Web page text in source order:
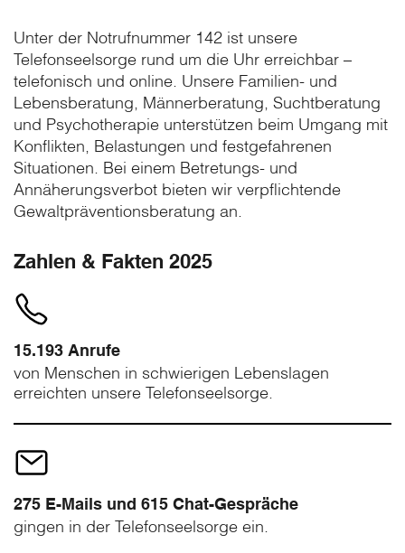
Unter der Notrufnummer 142 ist unsere
Telefonseelsorge rund um die Uhr erreichbar –
telefonisch und online. Unsere Familien- und
Lebensberatung, Männerberatung, Suchtberatung
und Psychotherapie unterstützen beim Umgang mit
Konflikten, Belastungen und festgefahrenen
Situationen. Bei einem Betretungs- und
Annäherungsverbot bieten wir verpflichtende
Gewaltpräventionsberatung an.
Zahlen & Fakten 2025
15.193 Anrufe
von Menschen in schwierigen Lebenslagen
erreichten unsere Telefonseelsorge.
275 E-Mails und 615 Chat-Gespräche
gingen in der Telefonseelsorge ein.